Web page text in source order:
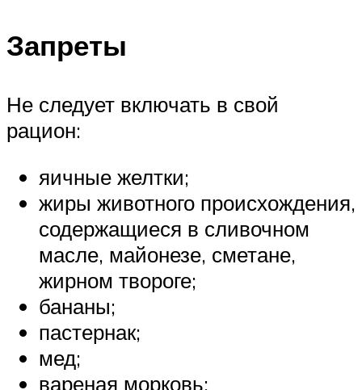
Запреты
Не следует включать в свой
рацион:
яичные желтки;
жиры животного происхождения,
содержащиеся в сливочном
масле, майонезе, сметане,
жирном твороге;
бананы;
пастернак;
мед;
вареная морковь;